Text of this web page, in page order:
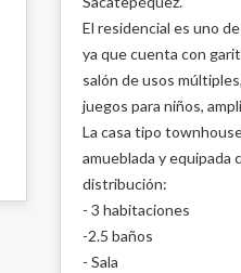
El residencial es uno
ya que cuenta con
salón de usos
juegos para niños,
La casa tipo
amueblada y equipada
distribución:
- 3 habitaciones
-2.5 baños
- Sala